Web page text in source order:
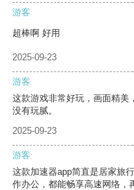
游客
超棒啊 好用
2025-09-23
游客
这款游戏非常好玩，画面精美
没有玩腻。
2025-09-23
游客
这款加速器app简直是居家旅
作办公，都能畅享高速网络，